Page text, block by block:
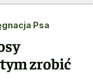
Psa
zrobić